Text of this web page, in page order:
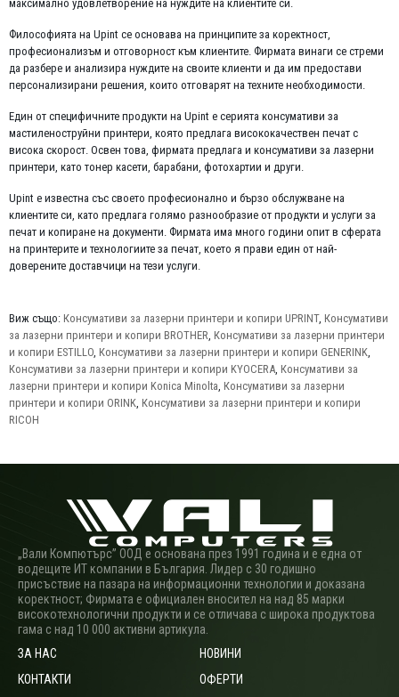
максимално удовлетворение на нуждите на клиентите си.
Философията на Upint се основава на принципите за коректност,
професионализъм и отговорност към клиентите. Фирмата винаги се стреми
да разбере и анализира нуждите на своите клиенти и да им предостави
персонализирани решения, които отговарят на техните необходимости.
Един от специфичните продукти на Upint е серията консумативи за
мастиленоструйни принтери, която предлага висококачествен печат с
висока скорост. Освен това, фирмата предлага и консумативи за лазерни
принтери, като тонер касети, барабани, фотохартии и други.
Upint е известна със своето професионално и бързо обслужване на
клиентите си, като предлага голямо разнообразие от продукти и услуги за
печат и копиране на документи. Фирмата има много години опит в сферата
на принтерите и технологиите за печат, което я прави един от най-
доверените доставчици на тези услуги.
Виж също: Консумативи за лазерни принтери и копири UPRINT, Консумативи
за лазерни принтери и копири BROTHER, Консумативи за лазерни принтери
и копири ESTILLO, Консумативи за лазерни принтери и копири GENERINK,
Консумативи за лазерни принтери и копири KYOCERA, Консумативи за
лазерни принтери и копири Konica Minolta, Консумативи за лазерни
принтери и копири ORINK, Консумативи за лазерни принтери и копири
RICOH
„Вали Компютърс” ООД е основана през 1991 година и е една от
водещите ИТ компании в България. Лидер с 30 годишно
присъствие на пазара на информационни технологии и доказана
коректност; Фирмата е официален вносител на над 85 марки
високотехнологични продукти и се отличава с широка продуктова
гама с над 10 000 активни артикула.
ЗА НАС
КОНТАКТИ
НОВИНИ
ОФЕРТИ